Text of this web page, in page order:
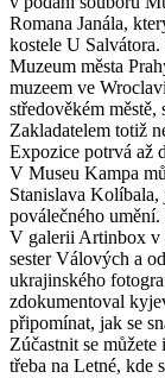
Romana Janála,
kostele U
Muzeum města
muzeem ve
středověkém
Zakladatelem totiž
Expozice potrvá až
V Museu Kampa
Stanislava Kolíbala,
poválečného
V galerii Artinbox v
sester Válových a
ukrajinského
zdokumentoval
připomínat, jak se
Zúčastnit se
třeba na Letné, kde